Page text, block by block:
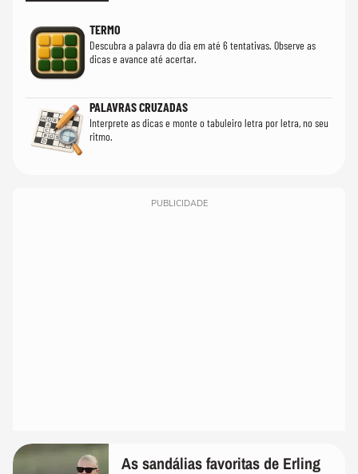
TERMO
Descubra a palavra do dia em até 6 tentativas. Observe as
dicas e avance até acertar.
PALAVRAS CRUZADAS
Interprete as dicas e monte o tabuleiro letra por letra, no seu
ritmo.
PUBLICIDADE
As sandálias favoritas de Erling